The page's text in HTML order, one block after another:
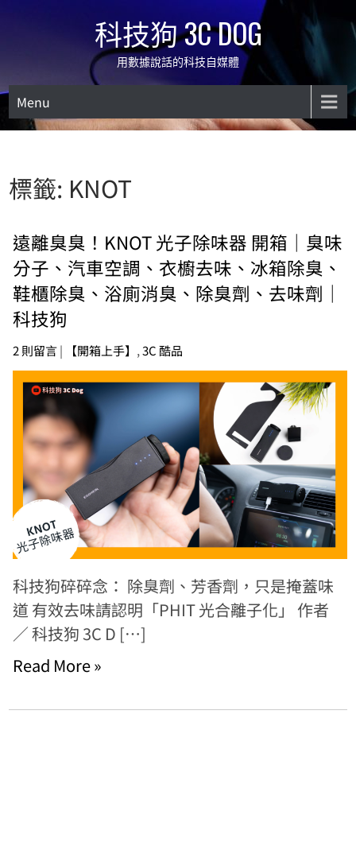
科技狗 3C DOG
用數據說話的科技自媒體
Menu
標籤: KNOT
遠離臭臭！KNOT 光子除味器 開箱｜臭味
分子、汽車空調、衣櫥去味、冰箱除臭、
鞋櫃除臭、浴廁消臭、除臭劑、去味劑｜
科技狗
2 則留言| 【開箱上手】 ,3C 酷品
科技狗碎碎念： 除臭劑、芳香劑，只是掩蓋味
道 有效去味請認明「PHIT 光合離子化」 作者
／ 科技狗 3C D […]
Read More »